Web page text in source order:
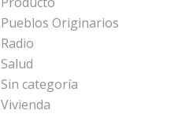
Pueblos Originarios
Radio
Salud
Sin categoría
Vivienda